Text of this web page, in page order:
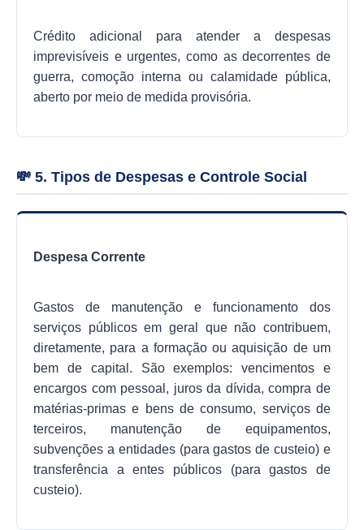
Crédito adicional para atender a despesas
imprevisíveis e urgentes, como as decorrentes de
guerra, comoção interna ou calamidade pública,
aberto por meio de medida provisória.
💸 5. Tipos de Despesas e Controle Social
Despesa Corrente
Gastos de manutenção e funcionamento dos
serviços públicos em geral que não contribuem,
diretamente, para a formação ou aquisição de um
bem de capital. São exemplos: vencimentos e
encargos com pessoal, juros da dívida, compra de
matérias-primas e bens de consumo, serviços de
terceiros, manutenção de equipamentos,
subvenções a entidades (para gastos de custeio) e
transferência a entes públicos (para gastos de
custeio).